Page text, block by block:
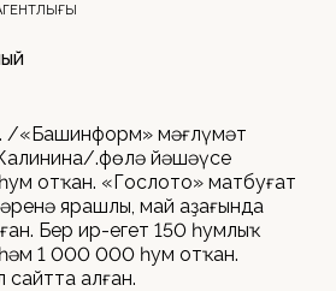
/«Башинформ» мәғлүмәт
.Өфөлә йәшәүсе
отҡан. «Гослото» матбуғат
ярашлы, май аҙағында
Бер ир-егет 150 һумлыҡ
1 000 000 һум отҡан.
сайтта алған.